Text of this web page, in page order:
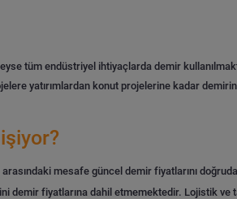
tüm endüstriyel ihtiyaçlarda demir
yatırımlardan konut projelerine kadar
mesafe güncel demir fiyatlarını
demir fiyatlarına dahil etmemektedir. Lojistik ve